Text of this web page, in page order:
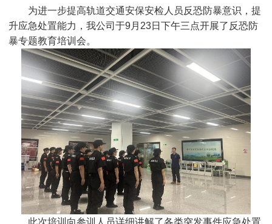
为进一步提高轨道交通安保安检人员反恐防暴意识，提
升应急处置能力，我公司于9月23日下午三点开展了反恐防
暴专题教育培训会。
此次培训向参训人员详细讲解了各类突发事件应急处置